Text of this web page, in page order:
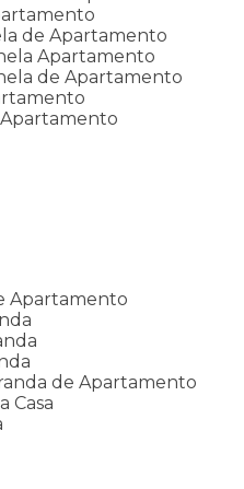
de Apartamento
Apartamento
de Apartamento
Apartamento
de Apartamento
Casa